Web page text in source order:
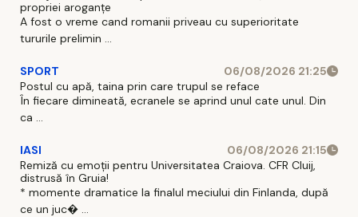
propriei aroganțe
A fost o vreme cand romanii priveau cu superioritate
tururile prelimin ...
SPORT
06/08/2026 21:25
Postul cu apă, taina prin care trupul se reface
În fiecare dimineată, ecranele se aprind unul cate unul. Din
ca ...
IASI
06/08/2026 21:15
Remiză cu emoții pentru Universitatea Craiova. CFR Cluij,
distrusă în Gruia!
* momente dramatice la finalul meciului din Finlanda, după
ce un juc� ...